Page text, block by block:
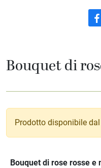
Bouquet di
Prodotto disponibile
Bouquet di rose rosse e